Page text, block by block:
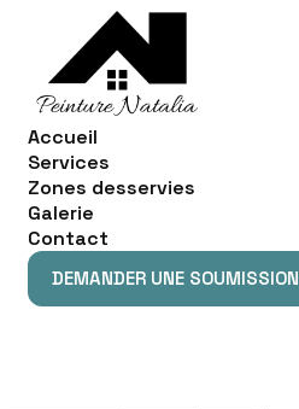
Accueil
Services
Zones desservies
Galerie
Contact
DEMANDER UNE SOUMISSION